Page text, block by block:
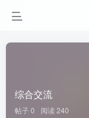
综合交流
帖子 0
阅读 240